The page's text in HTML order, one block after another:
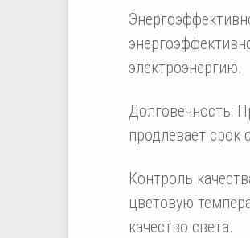
электроэнергию.
Долговечность:
продлевает
Контроль
цветовую
качество света.